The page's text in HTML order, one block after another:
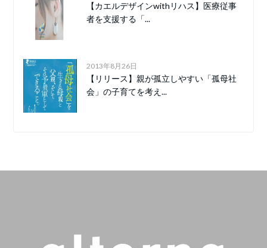
【カエルデザインwithリハス】医療従事
者を支援する「...
2013年8月26日
【リリース】親が孤立しやすい「孤母社
会」の子育てを考え...